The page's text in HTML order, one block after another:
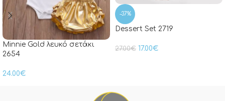
Minnie Gold λευκό σετάκι
2654
24.00€
-37%
Dessert Set 2719
27.00€ 17.00€